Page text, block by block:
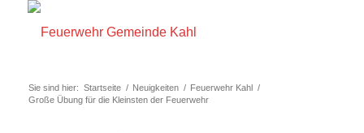
Sie sind hier: Startseite / Neuigkeiten / Feuerwehr Kahl /
Große Übung für die Kleinsten der Feuerwehr